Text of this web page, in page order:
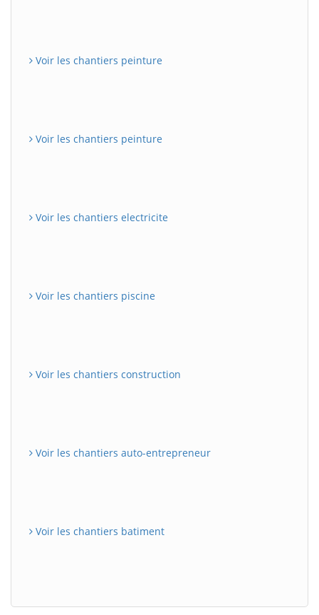
Voir les chantiers peinture
Voir les chantiers peinture
Voir les chantiers electricite
Voir les chantiers piscine
Voir les chantiers construction
Voir les chantiers auto-entrepreneur
Voir les chantiers batiment